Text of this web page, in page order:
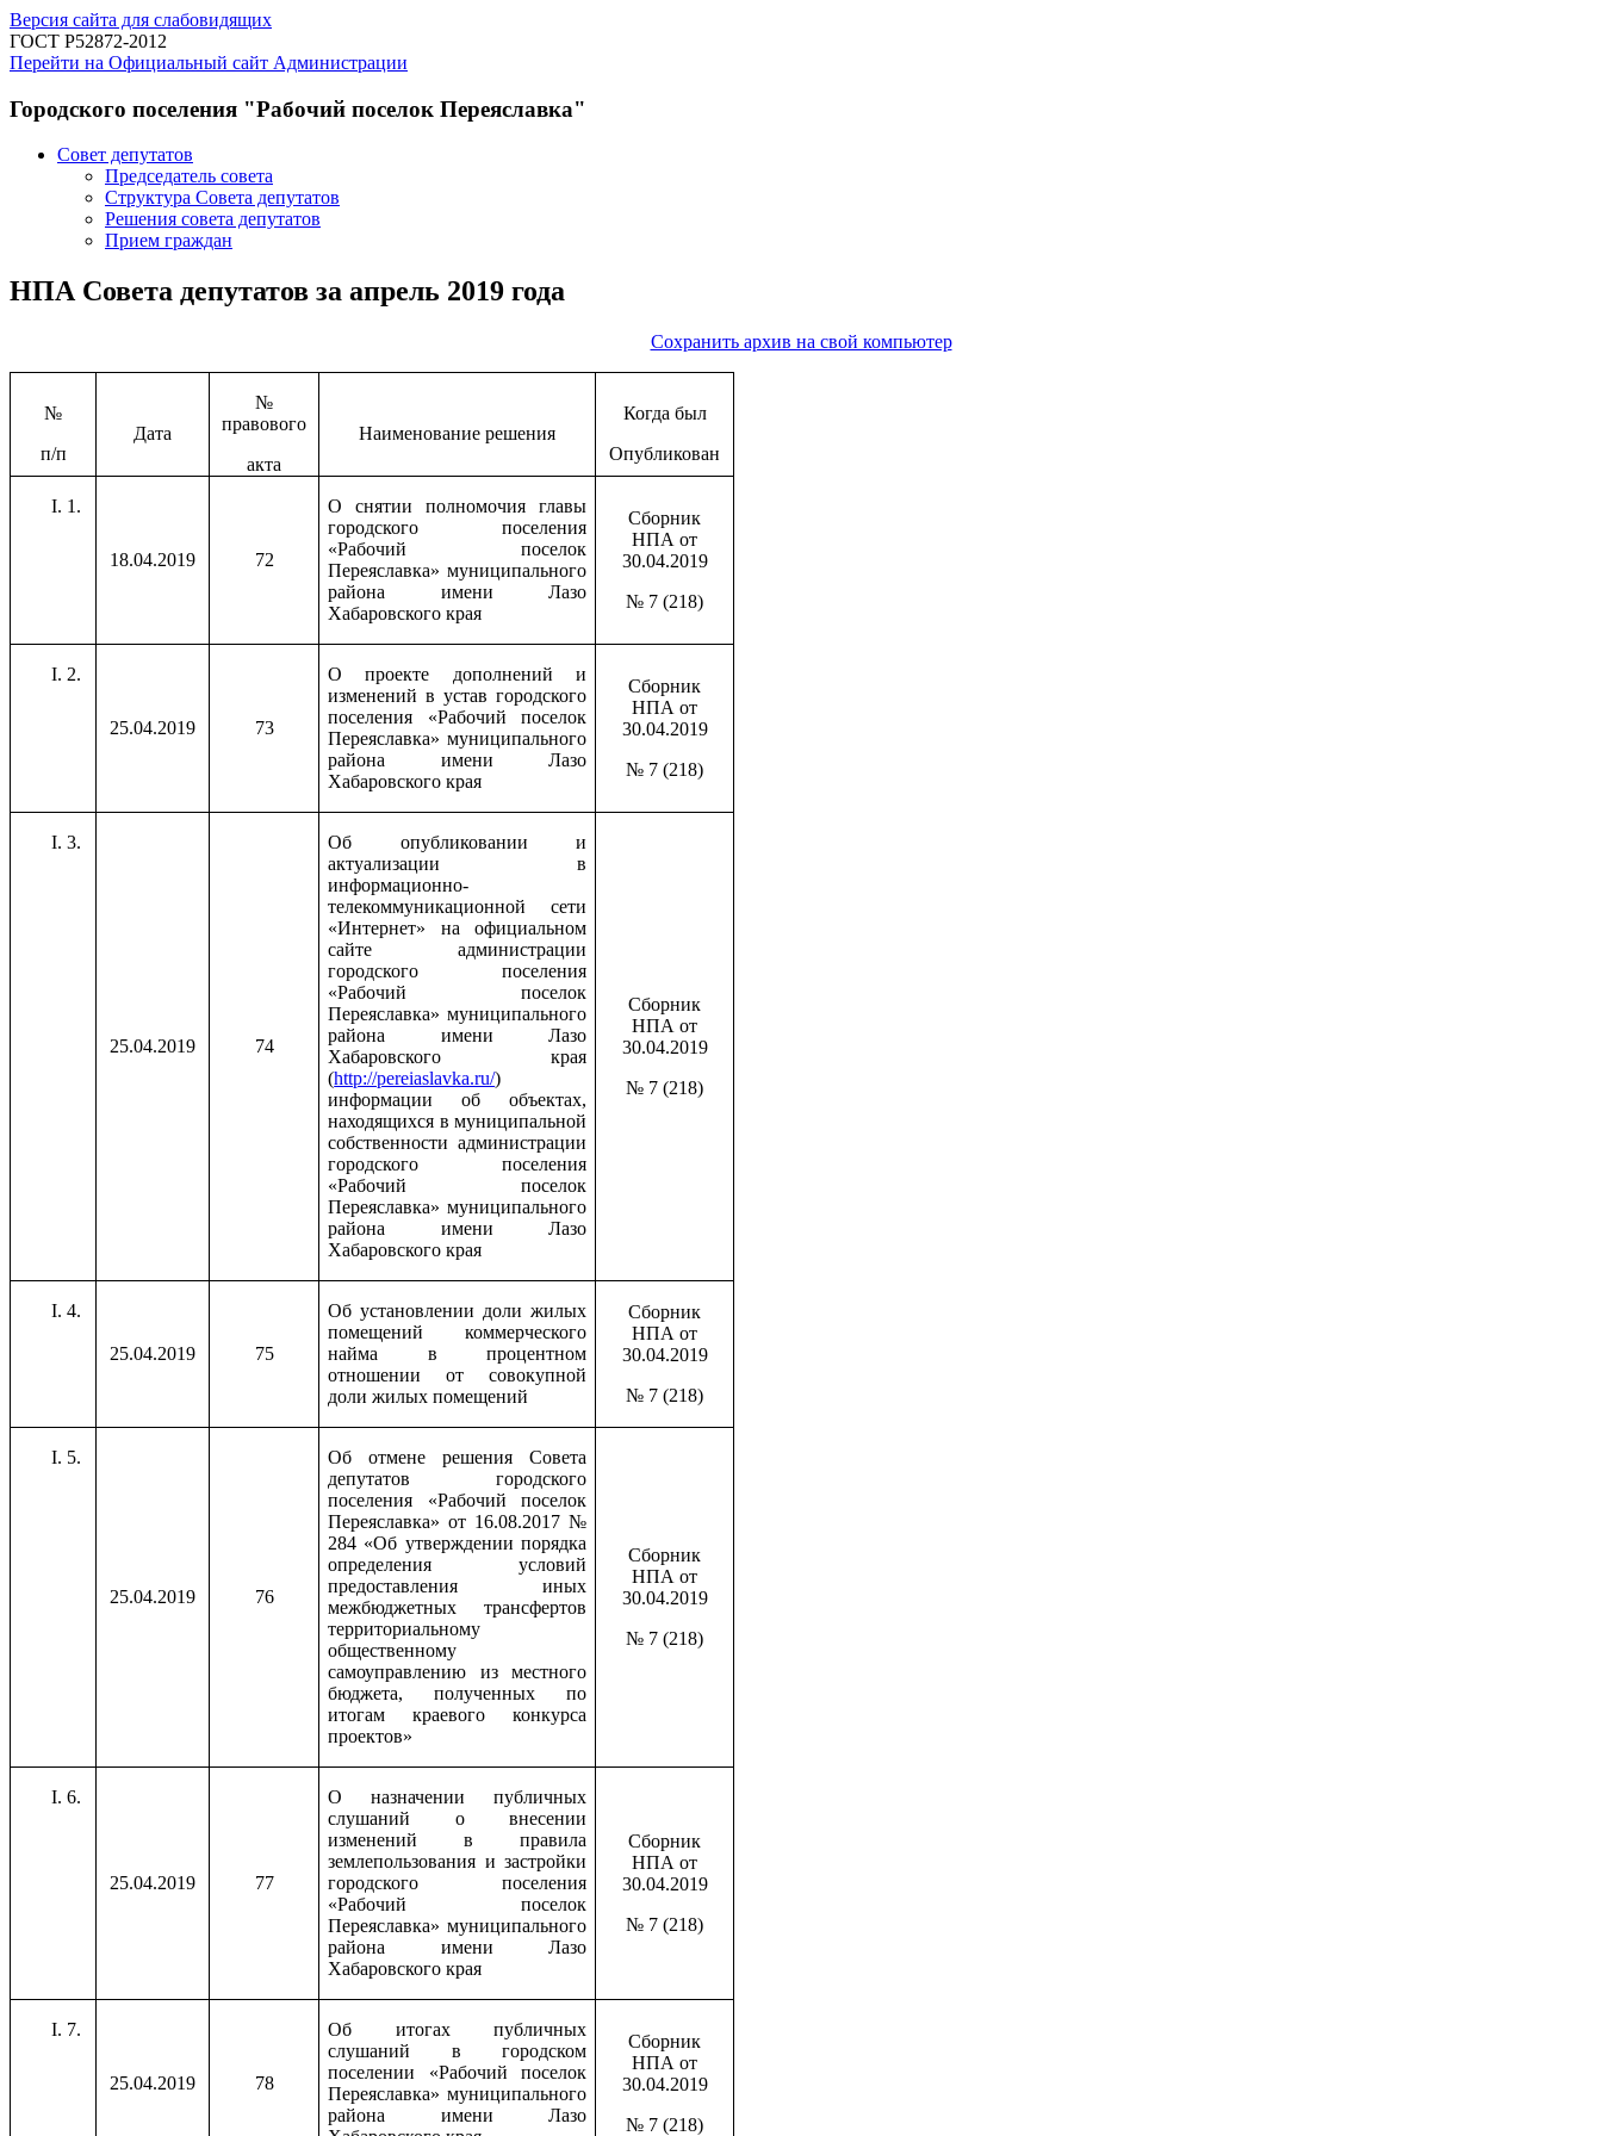
Версия сайта для слабовидящих
ГОСТ Р52872-2012
Перейти на Официальный сайт Администрации
Городского поселения "Рабочий поселок Переяславка"
Совет депутатов
Председатель совета
Структура Совета депутатов
Решения совета депутатов
Прием граждан
НПА Совета депутатов за апрель 2019 года
Сохранить архив на свой компьютер
№
п/п
Дата
№
правового
акта
Наименование решения
Когда был
Опубликован
1.
18.04.2019 72
О снятии полномочия главы
городского поселения
«Рабочий поселок
Переяславка» муниципального
района имени Лазо
Хабаровского края
Сборник
НПА от
30.04.2019
№ 7 (218)
2.
25.04.2019 73
О проекте дополнений и
изменений в устав городского
поселения «Рабочий поселок
Переяславка» муниципального
района имени Лазо
Хабаровского края
Сборник
НПА от
30.04.2019
№ 7 (218)
3.
25.04.2019 74
Об опубликовании и
актуализации в
информационно-
телекоммуникационной сети
«Интернет» на официальном
сайте администрации
городского поселения
«Рабочий поселок
Переяславка» муниципального
района имени Лазо
Хабаровского края
(http://pereiaslavka.ru/)
информации об объектах,
находящихся в муниципальной
собственности администрации
городского поселения
«Рабочий поселок
Переяславка» муниципального
района имени Лазо
Хабаровского края
Сборник
НПА от
30.04.2019
№ 7 (218)
4.
25.04.2019 75
Об установлении доли жилых
помещений коммерческого
найма в процентном
отношении от совокупной
доли жилых помещений
Сборник
НПА от
30.04.2019
№ 7 (218)
5.
25.04.2019 76
Об отмене решения Совета
депутатов городского
поселения «Рабочий поселок
Переяславка» от 16.08.2017 №
284 «Об утверждении порядка
определения условий
предоставления иных
межбюджетных трансфертов
территориальному
общественному
самоуправлению из местного
бюджета, полученных по
итогам краевого конкурса
проектов»
Сборник
НПА от
30.04.2019
№ 7 (218)
6.
25.04.2019 77
О назначении публичных
слушаний о внесении
изменений в правила
землепользования и застройки
городского поселения
«Рабочий поселок
Переяславка» муниципального
района имени Лазо
Хабаровского края
Сборник
НПА от
30.04.2019
№ 7 (218)
7.
25.04.2019 78
Об итогах публичных
слушаний в городском
поселении «Рабочий поселок
Переяславка» муниципального
района имени Лазо
Сборник
НПА от
30.04.2019
№ 7 (218)